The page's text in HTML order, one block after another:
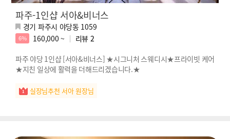
파주-1인샵 서아&비너스
경기 파주시 야당동 1059
6% 160,000 ~ 리뷰 2
파주 야당 1인샵 [서아&비너스] ★시그니처 스웨디시★프라이빗 케어
★지친 일상에 활력을 더해드리겠습니다.★
실장님추천 서아 원장님